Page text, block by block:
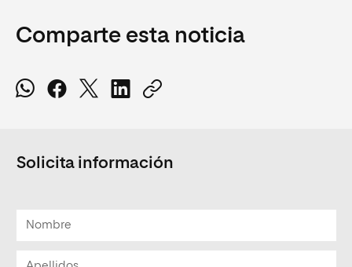
Comparte esta noticia
Solicita información